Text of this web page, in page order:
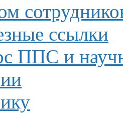
ссылки
ППС и